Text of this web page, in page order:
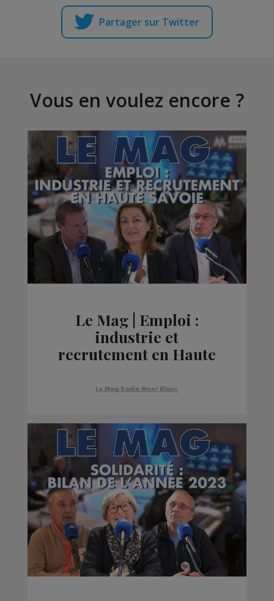
Partager sur Twitter
Vous en voulez encore ?
Le Mag | Emploi :
industrie et
recrutement en Haute
Le Mag Radio Mont Blanc